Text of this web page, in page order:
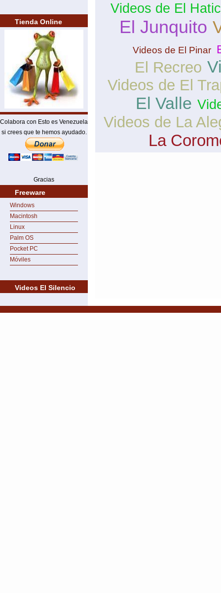
Tienda Online
Colabora con Esto es Venezuela
si crees que te hemos ayudado.
Gracias
Freeware
Windows
Macintosh
Linux
Palm OS
Pocket PC
Móviles
Videos El Silencio
Videos de El
El Junquito
Videos de El Pinar
El Recreo
Videos de El
El Valle
Videos de La
La